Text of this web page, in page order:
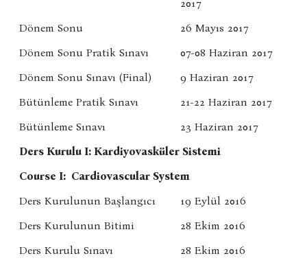
2017
Dönem Sonu
26 Mayıs 2017
Dönem Sonu Pratik Sınavı
07-08 Haziran 2017
Dönem Sonu Sınavı (Final)
9 Haziran 2017
Bütünleme Pratik Sınavı
21-22 Haziran 2017
Bütünleme Sınavı
23 Haziran 2017
Ders Kurulu I: Kardiyovasküler Sistemi
Course I: Cardiovascular System
Ders Kurulunun Başlangıcı
19 Eylül 2016
Ders Kurulunun Bitimi
28 Ekim 2016
Ders Kurulu Sınavı
28 Ekim 2016